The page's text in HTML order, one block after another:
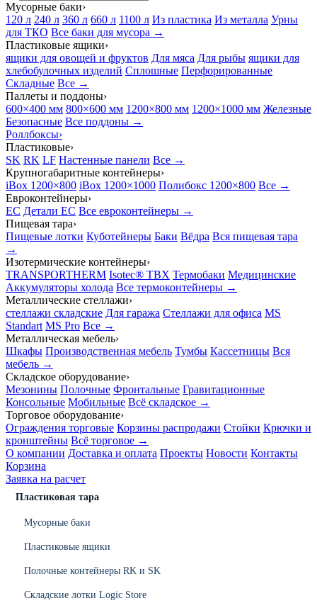
Мусорные баки›
120 л 240 л 360 л 660 л 1100 л Из пластика Из металла Урны
для ТКО Все баки для мусора →
Пластиковые ящики›
ящики для овощей и фруктов Для мяса Для рыбы ящики для
хлебобулочных изделий Сплошные Перфорированные
Складные Все →
Паллеты и поддоны›
600×400 мм 800×600 мм 1200×800 мм 1200×1000 мм Железные
Безопасные Все поддоны →
Роллбоксы›
Пластиковые›
SK RK LF Настенные панели Все →
Крупногабаритные контейнеры›
iBox 1200×800 iBox 1200×1000 Полибокс 1200×800 Все →
Евроконтейнеры›
EC Детали EC Все евроконтейнеры →
Пищевая тара›
Пищевые лотки Куботейнеры Баки Вёдра Вся пищевая тара
→
Изотермические контейнеры›
TRANSPORTHERM Isotec® TBX Термобаки Медицинские
Аккумуляторы холода Все термоконтейнеры →
Металлические стеллажи›
стеллажи складские Для гаража Стеллажи для офиса MS
Standart MS Pro Все →
Металлическая мебель›
Шкафы Производственная мебель Тумбы Кассетницы Вся
мебель →
Складское оборудование›
Мезонины Полочные Фронтальные Гравитационные
Консольные Мобильные Всё складское →
Торговое оборудование›
Ограждения торговые Корзины распродажи Стойки Крючки и
кронштейны Всё торговое →
О компании Доставка и оплата Проекты Новости Контакты
Корзина
Заявка на расчет
Пластиковая тара
Мусорные баки
Пластиковые ящики
Полочные контейнеры RK и SK
Складские лотки Logic Store